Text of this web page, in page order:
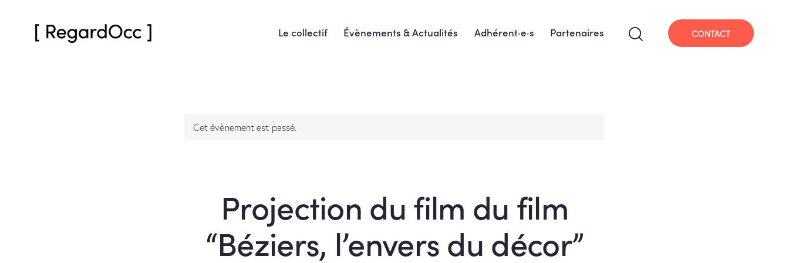
Le collectif Évènements & Actualités Adhérent·e·s Partenaires CONTACT
Cet évènement est passé.
Projection du film du film
“Béziers, l’envers du décor”